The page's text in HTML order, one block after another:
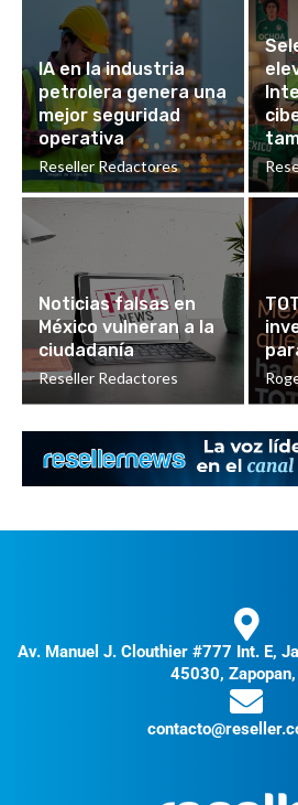
IA en la industria
petrolera genera una
mejor seguridad
operativa
Reseller Redactores
Noticias falsas en
México vulneran a la
ciudadanía
Reseller Redactores
Av. Manuel J. Clouthier #777 Int. E,
45030, Zapopan,